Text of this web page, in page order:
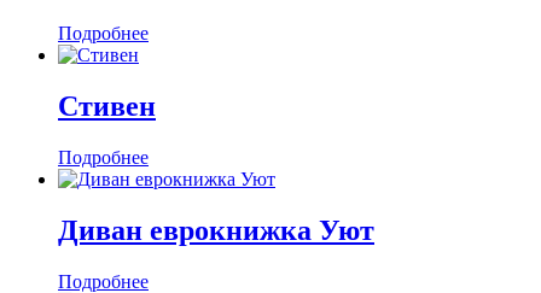
Подробнее
Стивен
Подробнее
Диван еврокнижка Уют
Подробнее